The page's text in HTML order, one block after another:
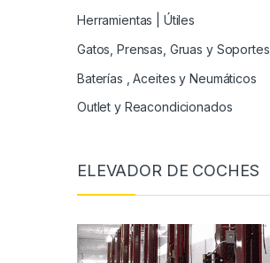
Herramientas | Útiles
Gatos, Prensas, Gruas y Soportes
Baterías , Aceites y Neumáticos
Outlet y Reacondicionados
ELEVADOR DE COCHES